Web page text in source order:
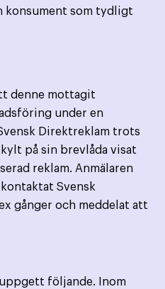
konsument som tydligt
denne mottagit
under en
Direktreklam trots
på sin brevlåda visat
reklam. Anmälaren
Svensk
gånger och meddelat att
följande. Inom